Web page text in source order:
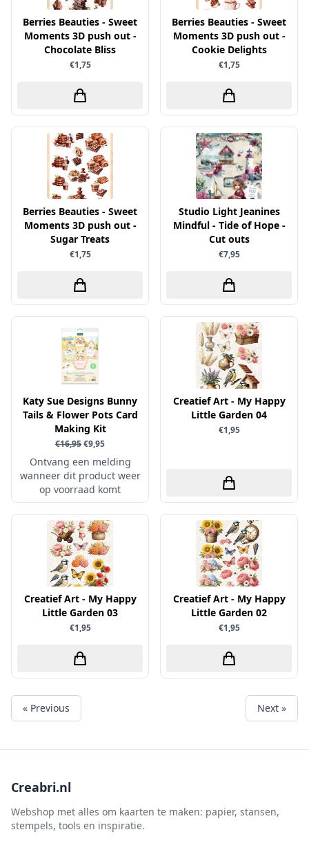
Wild Rose Studio's
World of Craft
wow
Barto Design
Collall
hobbygros
Joep by Carla
Kleurlab
Olba
Pan Pastel
Simple and Basic
Berries Beauties - Sweet
Moments 3D push out -
Chocolate Bliss
€1,75
Berries Beauties - Sweet
Moments 3D push out -
Cookie Delights
€1,75
Berries Beauties - Sweet
Moments 3D push out -
Sugar Treats
€1,75
Studio Light Jeanines
Mindful - Tide of Hope -
Cut outs
€7,95
Katy Sue Designs Bunny
Tails & Flower Pots Card
Making Kit
€16,95€9,95
Ontvang een melding
wanneer dit product weer
op voorraad komt
Creatief Art - My Happy
Little Garden 04
€1,95
Creatief Art - My Happy
Little Garden 03
€1,95
Creatief Art - My Happy
Little Garden 02
€1,95
« Previous Next »
Creabri.nl
Webshop met alles om kaarten te maken: papier, stansen,
stempels, tools en inspiratie.